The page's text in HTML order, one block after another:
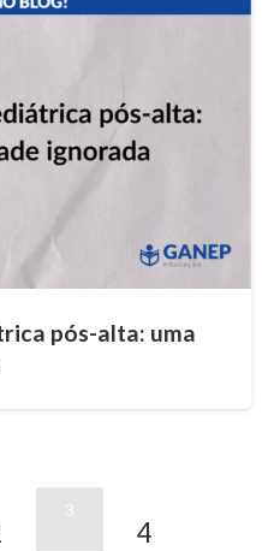
pós-alta: uma
3
4